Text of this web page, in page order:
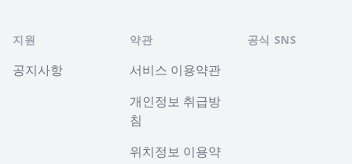
지원
공지사항
약관
서비스 이용약관
개인정보 취급방
침
위치정보 이용약
공식 SNS